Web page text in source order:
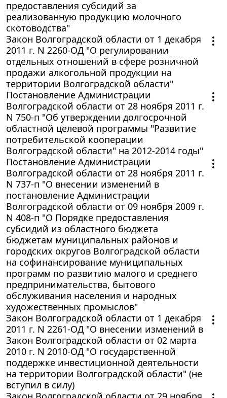
предоставления субсидий за
реализованную продукцию молочного
скотоводства"
Закон Волгоградской области от 1 декабря
2011 г. N 2260-ОД "О регулировании
отдельных отношений в сфере розничной
продажи алкогольной продукции на
территории Волгоградской области"
Постановление Администрации
Волгоградской области от 28 ноября 2011 г.
N 750-п "Об утверждении долгосрочной
областной целевой программы "Развитие
потребительской кооперации
Волгоградской области" на 2012-2014 годы"
Постановление Администрации
Волгоградской области от 28 ноября 2011 г.
N 737-п "О внесении изменений в
постановление Администрации
Волгоградской области от 09 ноября 2009 г.
N 408-п "О Порядке предоставления
субсидий из областного бюджета
бюджетам муниципальных районов и
городских округов Волгоградской области
на софинансирование муниципальных
программ по развитию малого и среднего
предпринимательства, бытового
обслуживания населения и народных
художественных промыслов"
Закон Волгоградской области от 1 декабря
2011 г. N 2261-ОД "О внесении изменений в
Закон Волгоградской области от 02 марта
2010 г. N 2010-ОД "О государственной
поддержке инвестиционной деятельности
на территории Волгоградской области" (не
вступил в силу)